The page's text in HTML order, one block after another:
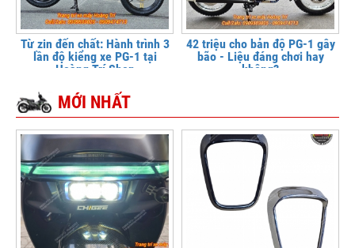
Từ zin đến chất: Hành trình 3
lần độ kiểng xe PG-1 tại
Hoàng Trí Shop
42 triệu cho bản độ PG-1 gây
bão - Liệu đáng chơi hay
không?
MỚI NHẤT